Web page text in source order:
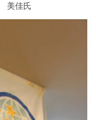
美佳氏